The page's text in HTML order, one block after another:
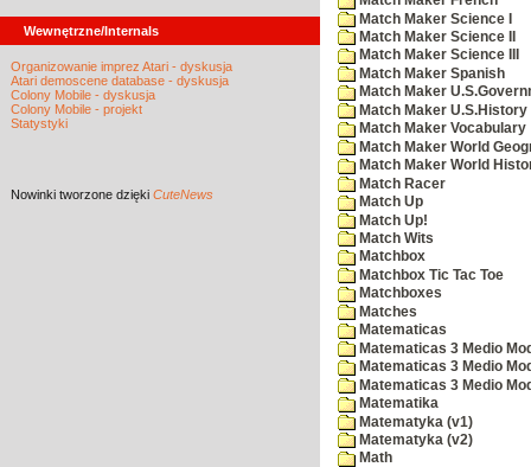
Wewnętrzne/Internals
Organizowanie imprez Atari - dyskusja
Atari demoscene database - dyskusja
Colony Mobile - dyskusja
Colony Mobile - projekt
Statystyki
Nowinki tworzone dzięki CuteNews
Match Maker Science I
Match Maker Science II
Match Maker Science III
Match Maker Spanish
Match Maker
Match Maker U.S.History
Match Maker Vocabulary
Match Maker World
Match Maker World
Match Racer
Match Up
Match Up!
Match Wits
Matchbox
Matchbox Tic Tac Toe
Matchboxes
Matches
Matematicas
Matematicas 3 Medio
Matematicas 3 Medio
Matematicas 3 Medio
Matematika
Matematyka (v1)
Matematyka (v2)
Math